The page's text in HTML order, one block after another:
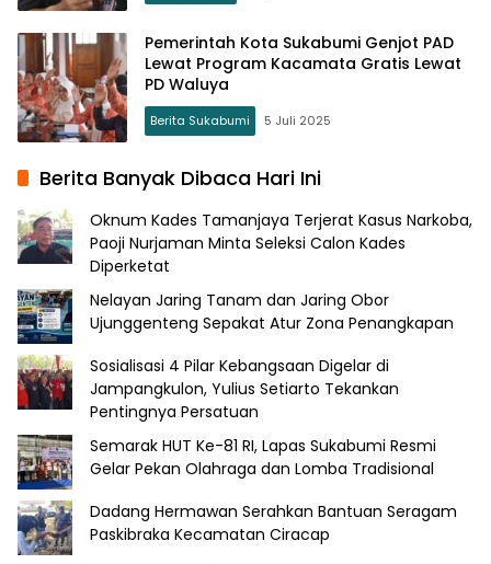
Pemerintah Kota Sukabumi Genjot PAD
Lewat Program Kacamata Gratis Lewat
PD Waluya
Berita Sukabumi 5 Juli 2025
Berita Banyak Dibaca Hari Ini
Oknum Kades Tamanjaya Terjerat Kasus Narkoba,
Paoji Nurjaman Minta Seleksi Calon Kades
Diperketat
Nelayan Jaring Tanam dan Jaring Obor
Ujunggenteng Sepakat Atur Zona Penangkapan
Sosialisasi 4 Pilar Kebangsaan Digelar di
Jampangkulon, Yulius Setiarto Tekankan
Pentingnya Persatuan
Semarak HUT Ke-81 RI, Lapas Sukabumi Resmi
Gelar Pekan Olahraga dan Lomba Tradisional
Dadang Hermawan Serahkan Bantuan Seragam
Paskibraka Kecamatan Ciracap